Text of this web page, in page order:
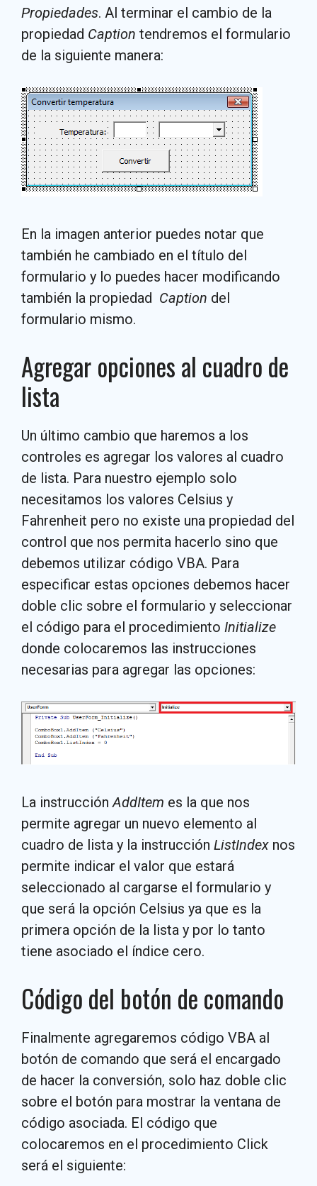
Propiedades. Al terminar el cambio de la
propiedad Caption tendremos el formulario
de la siguiente manera:
En la imagen anterior puedes notar que
también he cambiado en el título del
formulario y lo puedes hacer modificando
también la propiedad Caption del
formulario mismo.
Agregar opciones al cuadro de
lista
Un último cambio que haremos a los
controles es agregar los valores al cuadro
de lista. Para nuestro ejemplo solo
necesitamos los valores Celsius y
Fahrenheit pero no existe una propiedad del
control que nos permita hacerlo sino que
debemos utilizar código VBA. Para
especificar estas opciones debemos hacer
doble clic sobre el formulario y seleccionar
el código para el procedimiento Initialize
donde colocaremos las instrucciones
necesarias para agregar las opciones:
La instrucciónAddItem es la que nos
permite agregar un nuevo elemento al
cuadro de lista y la instrucción ListIndex nos
permite indicar el valor que estará
seleccionado al cargarse el formulario y
que será la opción Celsius ya que es la
primera opción de la lista y por lo tanto
tiene asociado el índice cero.
Código del botón de comando
Finalmente agregaremos código VBA al
botón de comando que será el encargado
de hacer la conversión, solo haz doble clic
sobre el botón para mostrar la ventana de
código asociada. El código que
colocaremos en el procedimiento Click
será el siguiente: